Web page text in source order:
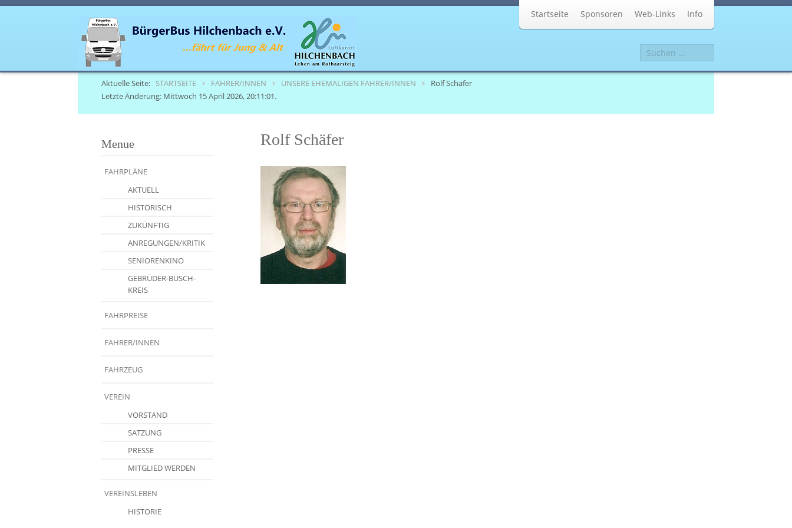
Startseite Sponsoren Web-Links Info
Suchen
...
Aktuelle Seite: STARTSEITE FAHRER/INNEN UNSERE EHEMALIGEN FAHRER/INNEN
Rolf Schäfer
Letzte Änderung: Mittwoch 15 April 2026, 20:11:01.
Menue
FAHRPLÄNE
AKTUELL
HISTORISCH
ZUKÜNFTIG
ANREGUNGEN/KRITIK
SENIORENKINO
GEBRÜDER-BUSCH-
KREIS
FAHRPREISE
FAHRER/INNEN
FAHRZEUG
VEREIN
VORSTAND
SATZUNG
PRESSE
MITGLIED WERDEN
VEREINSLEBEN
HISTORIE
Rolf Schäfer